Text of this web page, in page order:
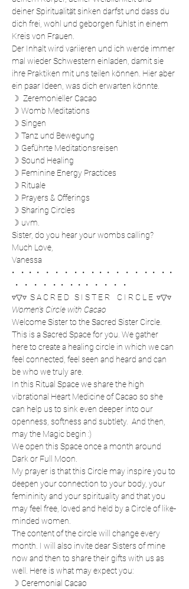
deiner Spiritualität sinken darfst und dass du
dich frei, wohl und geborgen fühlst in einem
Kreis von Frauen.
Der Inhalt wird variieren und ich werde immer
mal wieder Schwestern einladen, damit sie
ihre Praktiken mit uns teilen können. Hier aber
ein paar Ideen, was dich erwarten könnte.
☽  Zeremonieller Cacao
☽ Womb Meditations
☽ Singen
☽ Tanz und Bewegung
☽ Geführte Meditationsreisen
☽ Sound Healing
☽ Feminine Energy Practices
☽ Rituale
☽ Prayers & Offerings
☽ Sharing Circles
☽ uvm.
Sister, do you hear your wombs calling?
Much Love,
Vanessa
•    •   •   •    •    •    •    •   •    •   •   •    •    •    •    •   •    •   •
•    •    •    •    •   •    •   •   •    •    •    •    •
▿▽▿  S A C R E D   S I S T E R    C I R C L E  ▿▽▿
Women's Circle with Cacao
Welcome Sister to the Sacred Sister Circle.
This is a Sacred Space for you. We gather
here to create a healing circle in which we can
feel connected, feel seen and heard and can
be who we truly are.
In this Ritual Space we share the high
vibrational Heart Medicine of Cacao so she
can help us to sink even deeper into our
openness, softness and subtlety.  And then,
may the Magic begin :)
We open this Space once a month around
Dark or Full Moon.
My prayer is that this Circle may inspire you to
deepen your connection to your body, your
femininity and your spirituality and that you
may feel free, loved and held by a Circle of like-
minded women.
The content of the circle will change every
month. I will also invite dear Sisters of mine
now and then to share their gifts with us as
well. Here is what may expect you:
☽ Ceremonial Cacao